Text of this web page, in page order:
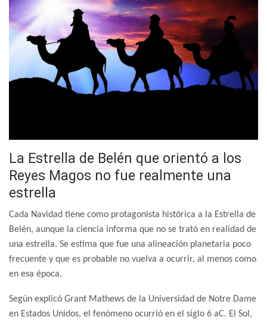
La Estrella de Belén que orientó a los
Reyes Magos no fue realmente una
estrella
Cada Navidad tiene como protagonista histórica a la Estrella de
Belén, aunque la ciencia informa que no se trató en realidad de
una estrella. Se estima que fue una alineación planetaria poco
frecuente y que es probable no vuelva a ocurrir, al menos como
en esa época.
Según explicó Grant Mathews de la Universidad de Notre Dame
en Estados Unidos, el fenómeno ocurrió en el siglo 6 aC. El Sol,